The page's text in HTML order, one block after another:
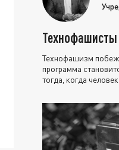
Технофашисты
Технофашизм
программа
тогда, когда